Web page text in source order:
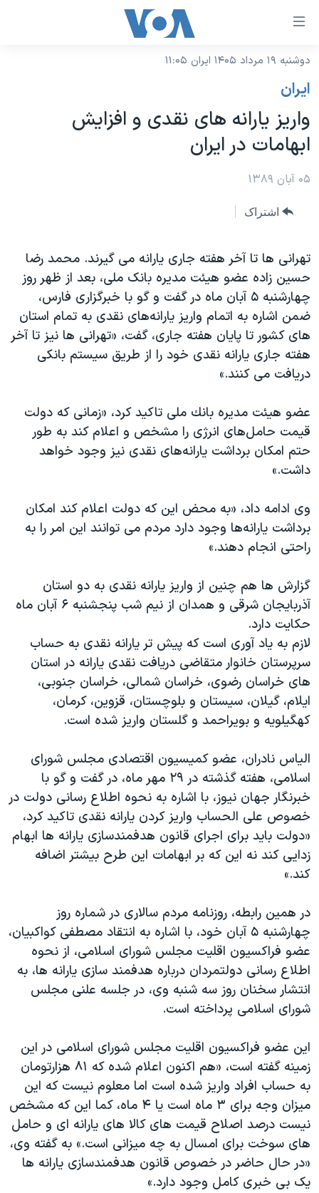
لینکهای
دسترسی
جهش
محتوای
اصلی
به
اصلی
به
جستجو
نسخه سبک وب‌سایت
موضوع ها
ایران
آمریکا
جهان
گزیده‌ها
ویژه برنامه‌ها
ویدیوها
فرهنگ و زندگی
حقوق شهروندی
اقتصادی
علم و فناوری
اسرائیل در جنگ
گالری عکس
برنامه های تلویزیونی
جدول برنامه ها
صفحه‌های ویژه
عملیات خشم حماسی
۲۵۰سالگی آمریکا
بایگانی برنامه‌های تلویزیونی
مستندها
انتخابات ریاست جمهوری آمریکا ۲۰۲۴
حمله جمهوری اسلامی به اسرائیل
رمز مهسا
ورزش زنان در ایران
اعتراضات زن، زندگی، آزادی
تریبونال مردمی آبان ۹۸
دادگاه حمید نوری
قانون شفافیت دارائی کادر رهبری ایران
اعتراضات مردمی آبان ۹۸
اسرائیل در جنگ
نرگس محمدی برنده جایزه نوبل صلح
همایش محافظه‌کاران آمریکا «سی‌پک»
صفحه‌های ویژه
پخش رادیویی
یادگیری زبان انگلیسی
دنبال کنید
زبانهای مختلف
دوشنبه ۱۹ مرداد ۱۴۰۵ ایران ۱۱:۰۵
ايران
واریز یارانه های نقدی و افزایش
ابهامات در ایران
۰۵ آبان ۱۳۸۹
اشتراک
تهرانی ها تا آخر هفته جاری یارانه می گیرند. محمد رضا
حسین زاده عضو هیئت مدیره بانک ملی، بعد از ظهر روز
چهارشنبه ۵ آبان ماه در گفت و گو با خبرگزاری فارس،
ضمن اشاره به اتمام واريز يارانه‌های نقدی به تمام استان
های كشور تا پايان هفته جاری، گفت، «تهرانی ‌ها نيز تا آخر
هفته جاری يارانه نقدی خود را از طريق سيستم بانكی
دريافت می ‌كنند.»
عضو هيئت مديره بانك ملی تاكيد كرد، «زمانی كه دولت
قيمت حامل‌های انرژی را مشخص و اعلام كند به طور
حتم امكان برداشت يارانه‌های نقدی نيز وجود خواهد
داشت.»
وی ادامه داد، «به محض اين كه دولت اعلام كند امكان
برداشت يارانه‌ها وجود دارد مردم می ‌توانند اين امر را به
راحتی انجام دهند.»
گزارش ها هم چنین از واریز یارانه نقدی به دو استان
آذربایجان شرقی و همدان از نیم شب پنجشنبه ۶ آبان ماه
حکایت دارد.
لازم به یاد آوری است که پیش تر یارانه نقدی به حساب
سرپرستان خانوار متقاضی دریافت نقدی یارانه در استان
های خراسان رضوی، خراسان شمالی، خراسان جنوبی،
ایلام، گیلان، سیستان و بلوچستان، قزوین، کرمان،
کهگیلویه و بویراحمد و گلستان واریز شده است.
الیاس نادران، عضو کمیسیون اقتصادی مجلس شورای
اسلامی، هفته گذشته در ۲۹ مهر ماه، در گفت و گو با
خبرنگار جهان نیوز، با اشاره به نحوه اطلاع رسانی دولت در
خصوص علی الحساب واریز کردن یارانه نقدی تاکید کرد،
«دولت باید برای اجرای قانون هدفمندسازی یارانه ها ابهام
زدایی کند نه این که بر ابهامات این طرح بیشتر اضافه
کند.»
در همین رابطه، روزنامه مردم سالاری در شماره روز
چهارشنبه ۵ آبان خود، با اشاره به انتقاد مصطفی کواکبیان،
عضو فراکسیون اقلیت مجلس شورای اسلامی، از نحوه
اطلاع رسانی دولتمردان درباره هدفمند سازی یارانه ها، به
انتشار سخنان روز سه شنبه وی، در جلسه علنی مجلس
شورای اسلامی پرداخته است.
این عضو فراکسیون اقلیت مجلس شورای اسلامی در این
زمینه گفته است، «هم اکنون اعلام شده که ۸۱ هزارتومان
به حساب افراد واريز شده است اما معلوم نيست که اين
ميزان وجه برای ۳ ماه است يا ۴ ماه، کما اين که مشخص
نيست درصد اصلاح قيمت های کالا های يارانه ای و حامل
های سوخت برای امسال به چه ميزانی است.» به گفته وی،
«در حال حاضر در خصوص قانون هدفمندسازی يارانه ها
يک بی خبری کامل وجود دارد.»